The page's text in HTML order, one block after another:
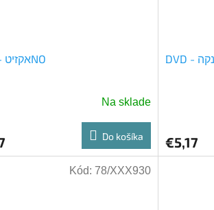
DVD - אקזיטNO
Na sklade
Do košíka €5,17
Kód: 78/XXX930